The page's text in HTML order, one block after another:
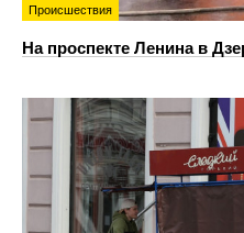
Происшествия
На проспекте Ленина в